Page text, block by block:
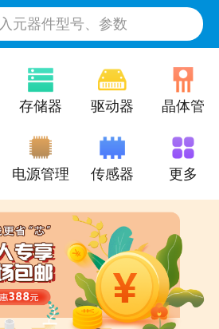
元器件型号、参数
存储器 驱动器 晶体管
电源管理 传感器 更多